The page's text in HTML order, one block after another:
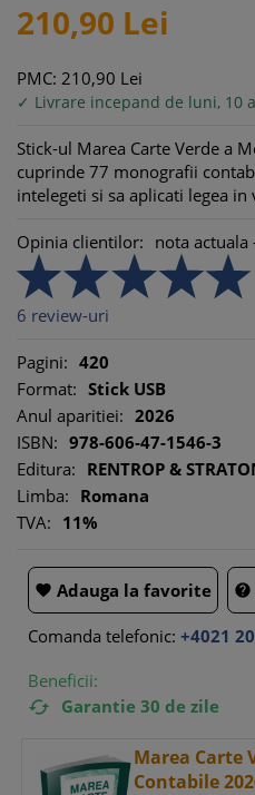
210,90 Lei
PMC: 210,90 Lei
✓ Livrare incepand de luni, 10
Stick-ul Marea Carte Verde a
cuprinde 77 monografii
intelegeti si sa aplicati legea in
Opinia clientilor: nota actuala
6 review-uri
Pagini: 420
Format: Stick USB
Anul aparitiei: 2026
ISBN: 978-606-47-1546-3
Editura: RENTROP &
Limba: Romana
TVA: 11%
 Adauga la favorite 
Comanda telefonic: +4021
Beneficii:
 Garantie 30 de zile
Marea Carte
Contabile